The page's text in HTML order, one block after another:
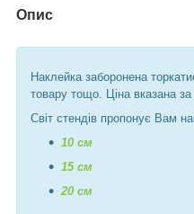
Опис
Наклейка заборонена
товару тощо. Ціна вказана за
Світ стендів пропонує Вам
10 см
15 см
20 см